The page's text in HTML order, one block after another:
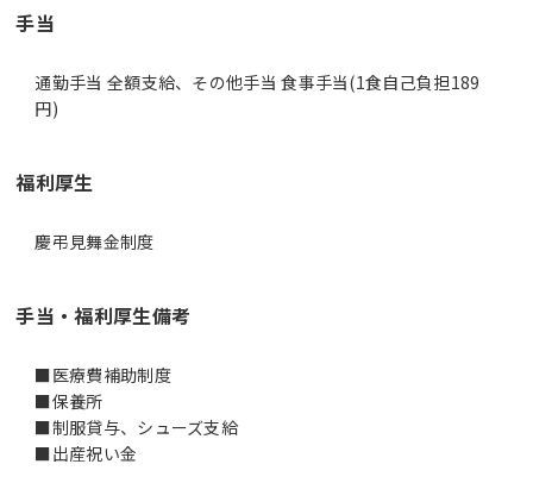
手当
通勤手当 全額支給、その他手当 食事手当(1食自己負担189
円)
福利厚生
慶弔見舞金制度
手当・福利厚生備考
■医療費補助制度
■保養所
■制服貸与、シューズ支給
■出産祝い金